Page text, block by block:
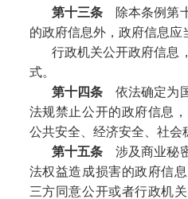
第十三条 除本条例第
的政府信息外，政府信息应
行政机关公开政府信息
式。
第十四条 依法确定为
法规禁止公开的政府信息
公共安全、经济安全、社会
第十五条 涉及商业秘
法权益造成损害的政府信
三方同意公开或者行政机